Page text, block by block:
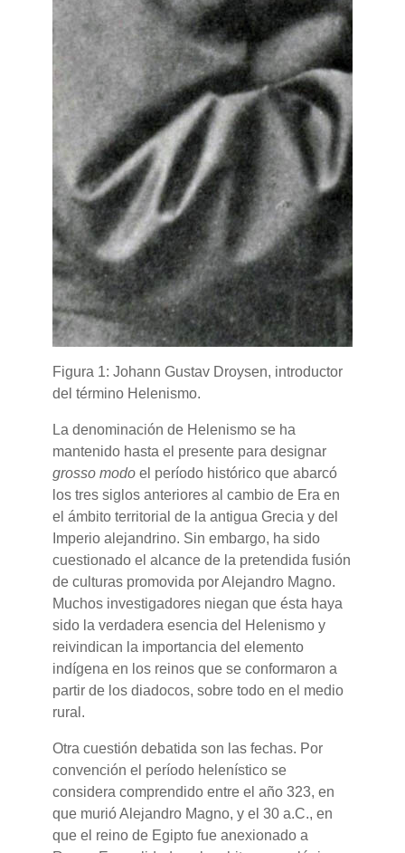
Figura 1: Johann Gustav Droysen, introductor
del término Helenismo.
La denominación de Helenismo se ha
mantenido hasta el presente para designar
grosso modo el período histórico que abarcó
los tres siglos anteriores al cambio de Era en
el ámbito territorial de la antigua Grecia y del
Imperio alejandrino. Sin embargo, ha sido
cuestionado el alcance de la pretendida fusión
de culturas promovida por Alejandro Magno.
Muchos investigadores niegan que ésta haya
sido la verdadera esencia del Helenismo y
reivindican la importancia del elemento
indígena en los reinos que se conformaron a
partir de los diadocos, sobre todo en el medio
rural.
Otra cuestión debatida son las fechas. Por
convención el período helenístico se
considera comprendido entre el año 323, en
que murió Alejandro Magno, y el 30 a.C., en
que el reino de Egipto fue anexionado a